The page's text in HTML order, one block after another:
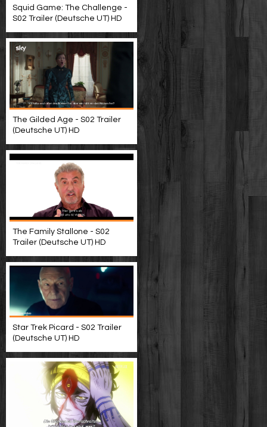
Squid Game: The Challenge -
S02 Trailer (Deutsche UT) HD
The Gilded Age - S02 Trailer
(Deutsche UT) HD
The Family Stallone - S02
Trailer (Deutsche UT) HD
Star Trek Picard - S02 Trailer
(Deutsche UT) HD